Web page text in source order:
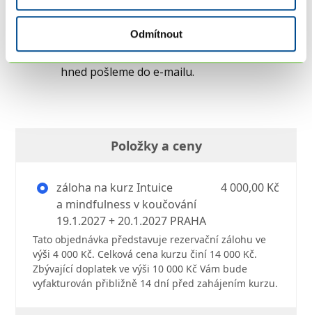
Odmítnout
2 Těšte se
Bližší informace k průběhu kurzu
a organizaci najdete v pozvánce, kterou vám
hned pošleme do e-mailu.
Položky a ceny
záloha na kurz Intuice
a mindfulness v koučování
19.1.2027 + 20.1.2027 PRAHA
4 000,00 Kč
Tato objednávka představuje rezervační zálohu ve
výši 4 000 Kč. Celková cena kurzu činí 14 000 Kč.
Zbývající doplatek ve výši 10 000 Kč Vám bude
vyfakturován přibližně 14 dní před zahájením kurzu.